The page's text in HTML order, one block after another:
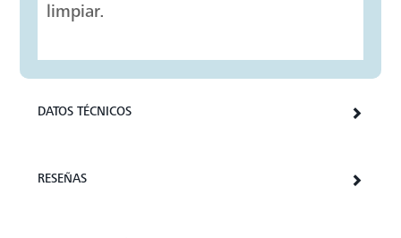
limpiar.
DATOS TÉCNICOS
RESEÑAS